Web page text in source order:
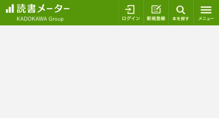
ログイン 新規登録